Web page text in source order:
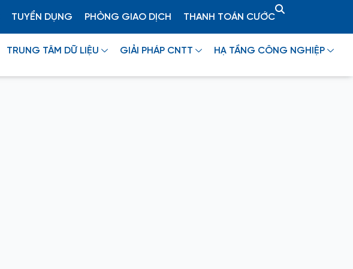
TUYỂN DỤNG PHÒNG GIAO DỊCH THANH TOÁN CƯỚC
TRUNG TÂM DỮ LIỆU GIẢI PHÁP CNTT HẠ TẦNG CÔNG NGHIỆP